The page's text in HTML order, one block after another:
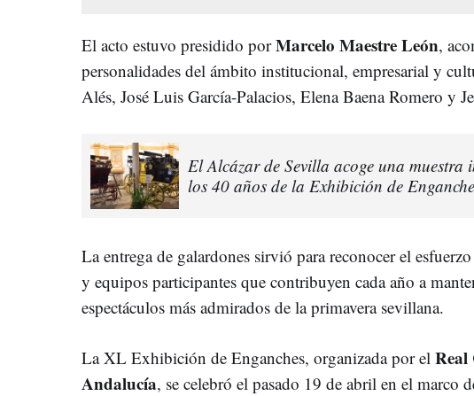
El acto estuvo presidido porMarcelo Maestre León,
personalidades del ámbito institucional, empresarial y
Alés, José Luis García-Palacios, Elena Baena Romero y
El Alcázar de Sevilla acoge una muestra
los 40 años de la Exhibición de
La entrega de galardones sirvió para reconocer el
y equipos participantes que contribuyen cada año a
espectáculos más admirados de la primavera sevillana.
La XL Exhibición de Enganches, organizada por el Real
Andalucía, se celebró el pasado 19 de abril en el marco